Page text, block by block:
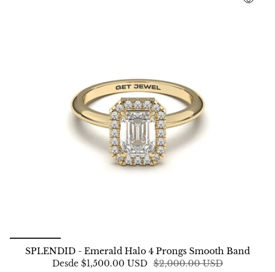
SPLENDID - Emerald Halo 4 Prongs Smooth Band
Desde $1,500.00 USD $2,000.00 USD